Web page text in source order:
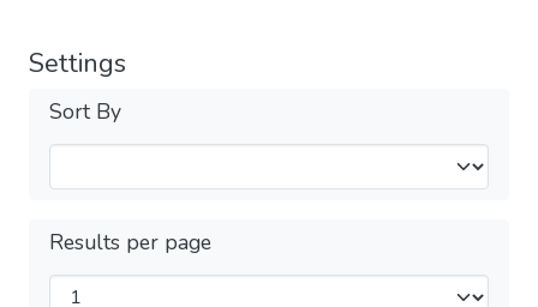
Settings
Sort By
Results per page